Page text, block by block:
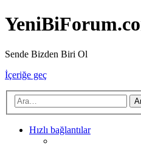
Sende Bizden Biri Ol
İçeriğe geç
Hızlı bağlantılar